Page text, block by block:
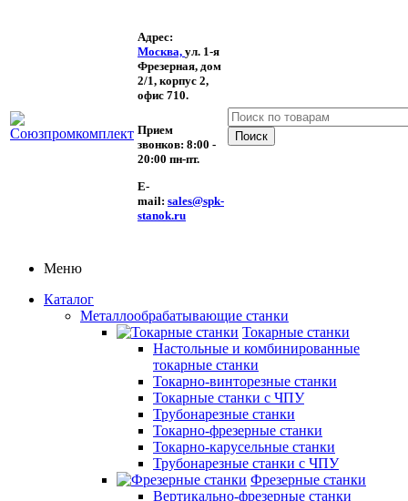
Адрес:
Москва, ул. 1-я
Фрезерная, дом
2/1, корпус 2,
офис 710.
Прием
звонков: 8:00 -
20:00 пн-пт.
E-
mail: sales@spk-
stanok.ru
Меню
Каталог
Металлообрабатывающие станки
Токарные станки
Настольные и комбинированные
токарные станки
Токарно-винторезные станки
Токарные станки с ЧПУ
Трубонарезные станки
Токарно-фрезерные станки
Токарно-карусельные станки
Трубонарезные станки с ЧПУ
Фрезерные станки
Вертикально-фрезерные станки